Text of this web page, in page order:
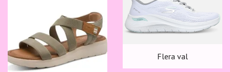
Flera val